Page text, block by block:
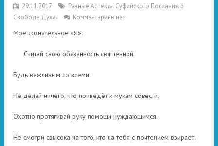
29.11.2017
Разные Аспекты Суфийского Послания о
Свободе Духа.
Комментариев нет
Мое сознательное «Я»:
Считай свою обязанность священной.
Будь вежливым со всеми.
Не делай ничего, что приведёт к мукам совести.
Охотно протягивай руку помощи нуждающимся.
Не смотри свысока на того, кто на тебя с почтением взирает.